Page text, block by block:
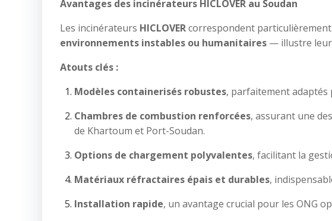
Avantages des incinérateurs HICLOVER au Soudan
Les incinérateurs HICLOVERcorrespondent
environnements instables ou humanitaires — illustre leur
Atouts clés :
Modèles containerisés robustes, parfaitement adaptés
Chambres de combustion renforcées, assurant une
de Khartoum et Port-Soudan.
Options de chargement polyvalentes, facilitant la
Matériaux réfractaires épais et durables,
Installation rapide, un avantage crucial pour les ONG